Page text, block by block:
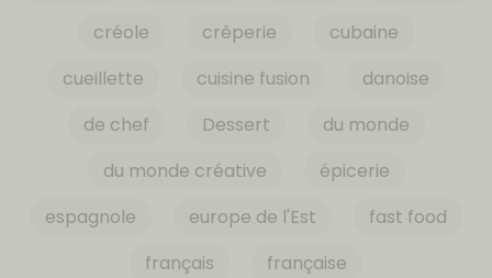
créole
crêperie
cubaine
cueillette
cuisine fusion
danoise
de chef
Dessert
du monde
du monde créative
épicerie
espagnole
europe de l'Est
fast food
français
française